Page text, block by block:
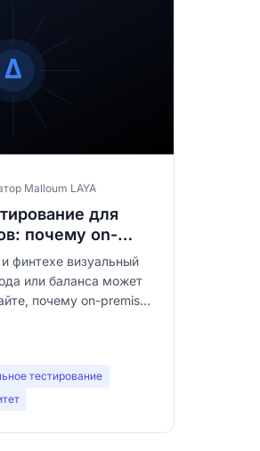
Malloum LAYA
для
почему on-
финтехе визуальный
или баланса может
почему on-premise
а не роскошь.
тестирование